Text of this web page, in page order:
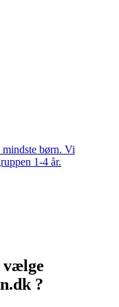
mindste børn. Vi
1-4 år.
?